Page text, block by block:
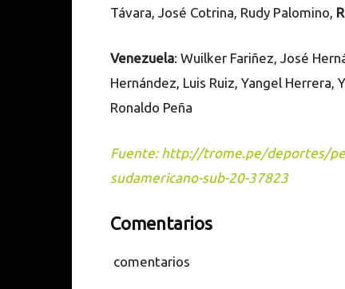
Távara, José Cotrina, Rudy Palomino,
Venezuela: Wuilker Fariñez, José
Hernández, Luis Ruiz, Yangel Herrera,
Ronaldo Peña
Fuente: http://trome.pe/deportes/
sudamericano-sub-20-37823
Comentarios
comentarios